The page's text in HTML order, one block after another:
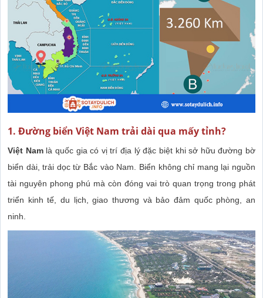
1. Đường biển Việt Nam trải dài qua mấy tỉnh?
Việt Namlà quốc gia có vị trí địa lý đặc biệt khi sở hữu đường bờ
biển dài, trải dọc từ Bắc vào Nam. Biển không chỉ mang lại nguồn
tài nguyên phong phú mà còn đóng vai trò quan trọng trong phát
triển kinh tế, du lịch, giao thương và bảo đảm quốc phòng, an
ninh.